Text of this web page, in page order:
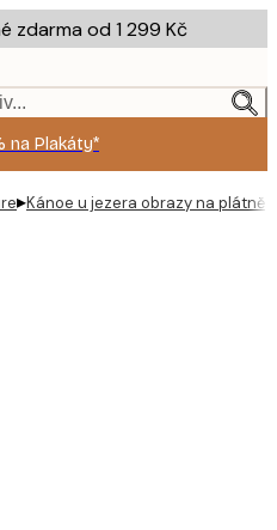
zdarma od 1 299 Kč
na Plakáty*
▸Kánoe u jezera obrazy na plátně